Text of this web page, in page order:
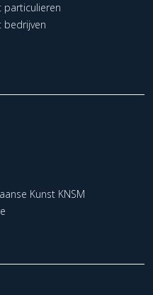
particulieren
bedrijven
Kunst KNSM